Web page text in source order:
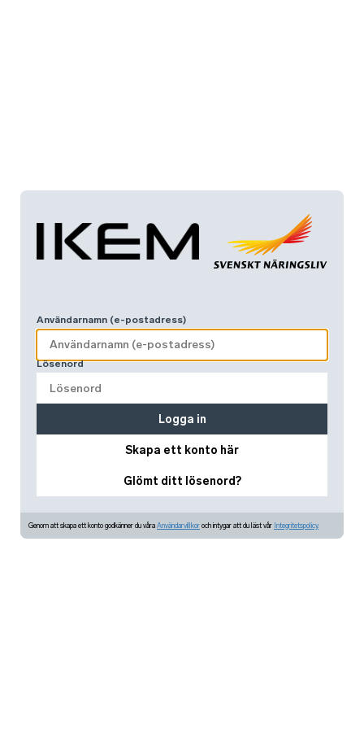
Användarnamn (e-postadress)
Lösenord
Skapa ett konto här
Glömt ditt lösenord?
Logga in
Genom att skapa ett konto godkänner du våra Användarvillkor och intygar att du läst vår Integritetspolicy.